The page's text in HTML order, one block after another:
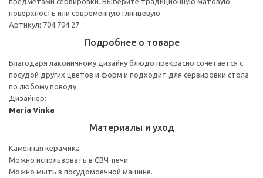
поверхность или современную глянцевую.
Артикул: 704.794.27
Подробнее о товаре
Благодаря лаконичному дизайну блюдо прекрасно сочетается с
посудой других цветов и форм и подходит для сервировки стола
по любому поводу.
Дизайнер:
Maria Vinka
Материалы и уход
Каменная керамика
Можно использовать в СВЧ-печи.
Можно мыть в посудомоечной машине.